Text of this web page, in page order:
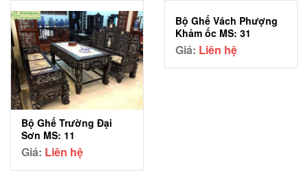
Bộ Ghế Trường Đại
Sơn MS: 11
Giá: Liên hệ
Bộ Ghế Vách Phượng
Khảm ốc MS: 31
Giá: Liên hệ